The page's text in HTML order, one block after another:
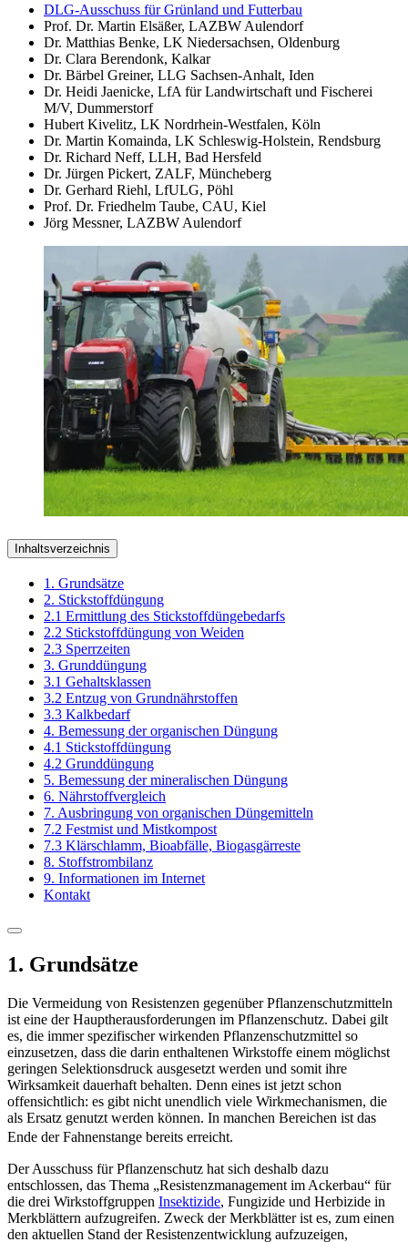
DLG-Ausschuss für Grünland und Futterbau
Prof. Dr. Martin Elsäßer, LAZBW Aulendorf
Dr. Matthias Benke, LK Niedersachsen, Oldenburg
Dr. Clara Berendonk, Kalkar
Dr. Bärbel Greiner, LLG Sachsen-Anhalt, Iden
Dr. Heidi Jaenicke, LfA für Landwirtschaft und Fischerei
M/V, Dummerstorf
Hubert Kivelitz, LK Nordrhein-Westfalen, Köln
Dr. Martin Komainda, LK Schleswig-Holstein, Rendsburg
Dr. Richard Neff, LLH, Bad Hersfeld
Dr. Jürgen Pickert, ZALF, Müncheberg
Dr. Gerhard Riehl, LfULG, Pöhl
Prof. Dr. Friedhelm Taube, CAU, Kiel
Jörg Messner, LAZBW Aulendorf
Inhaltsverzeichnis
1. Grundsätze
2. Stickstoffdüngung
2.1 Ermittlung des Stickstoffdüngebedarfs
2.2 Stickstoffdüngung von Weiden
2.3 Sperrzeiten
3. Grunddüngung
3.1 Gehaltsklassen
3.2 Entzug von Grundnährstoffen
3.3 Kalkbedarf
4. Bemessung der organischen Düngung
4.1 Stickstoffdüngung
4.2 Grunddüngung
5. Bemessung der mineralischen Düngung
6. Nährstoffvergleich
7. Ausbringung von organischen Düngemitteln
7.2 Festmist und Mistkompost
7.3 Klärschlamm, Bioabfälle, Biogasgärreste
8. Stoffstrombilanz
9. Informationen im Internet
Kontakt
1. Grundsätze
Die Vermeidung von Resistenzen gegenüber Pflanzenschutzmitteln
ist eine der Hauptherausforderungen im Pflanzenschutz. Dabei gilt
es, die immer spezifischer wirkenden Pflanzenschutzmittel so
einzusetzen, dass die darin enthaltenen Wirkstoffe einem möglichst
geringen Selektionsdruck ausge­setzt werden und somit ihre
Wirksamkeit dauerhaft behalten. Denn eines ist jetzt schon
offensichtlich: es gibt nicht unendlich viele Wirkmechanismen, die
als Ersatz genutzt werden können. In manchen Bereichen ist das
Ende der Fahnenstange bereits erreicht.
Der Ausschuss für Pflanzenschutz hat sich deshalb dazu
entschlossen, das Thema „Resistenzmanagement im Ackerbau“ für
die drei Wirkstoffgruppen Insektizide, Fungizide und Herbizide in
Merk­blättern aufzugreifen. Zweck der Merkblätter ist es, zum einen
den aktuellen Stand der Resistenzentwicklung aufzuzeigen,